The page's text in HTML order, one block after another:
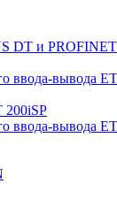
DT и
ввода-вывода
200iSP
ввода-вывода